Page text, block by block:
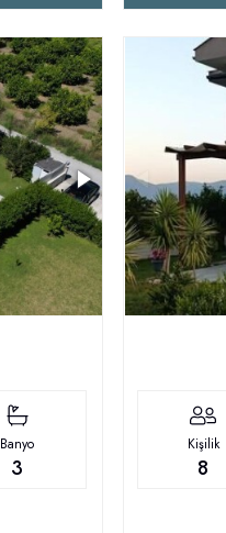
Banyo
3
Kişilik
8